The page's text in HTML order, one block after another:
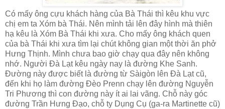
Có mấy ông cựu khách hàng của Bà Thái thì kêu khu vực
chị em ta Xóm bà Thái. Nên mình tải lên đây hình mà thiên
hạ kêu là Xóm Bà Thái khi xưa. Cho mấy ông khách quen
của bà Thái khi xưa tìm lại chút không gian một thời ăn phở
Hưng Thịnh. Mình chưa bao giờ chạy qua đây nên không
nhớ. Người Đà Lạt kêu ngày nay là đường Khe Sanh.
Đường này được biết là đường từ Sàigòn lên Đà Lạt cũ,
đến khi họ làm đường Đèo Prenn chạy lên đường Nguyễn
Tri Phương thì con đường này ít ai lai vãng. Chỗ này góc
đường Trần Hưng Đạo, chỗ ty Dụng Cụ (ga-ra Martinette cũ)